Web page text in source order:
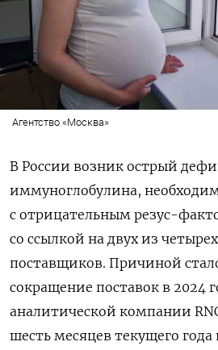
Агентство «Москва»
В России возник острый
иммуноглобулина,
с отрицательным резус-
со ссылкой на двух из
поставщиков. Причиной
сокращение поставок в 2024
аналитической компании
шесть месяцев текущего